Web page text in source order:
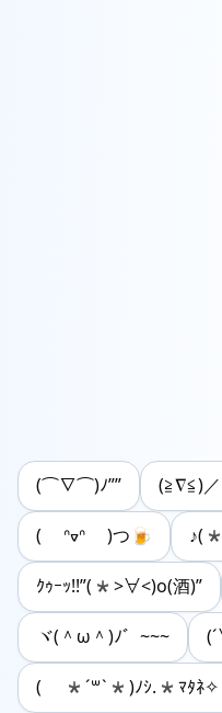
(⌒∇⌒)ﾉ”” (≧∇≦)
( ᐢᢦᐢ )つ🍺
ｸｩｰｯ!!”(*>∀<)o(酒)”
ヾ(＾ω＾)ﾉ゛~~~
( *´꒳`*)ﾉｼ.*ﾏﾀﾈ